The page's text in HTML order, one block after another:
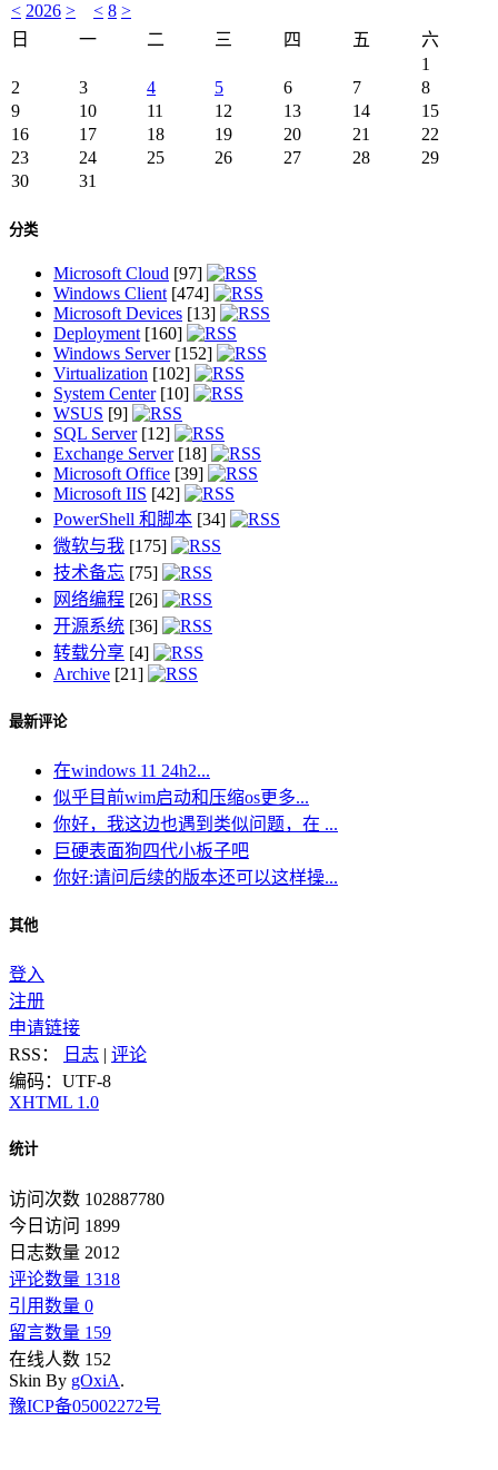
< 2026 > < 8 >
日
一 二 三 四 五
六
1
2
3 4 5 6 7
8
9
10 11 12 13 14
15
16
17 18 19 20 21
22
23
24 25 26 27 28
29
30
31
分类
Microsoft Cloud [97]
Windows Client[474]
Microsoft Devices [13]
Deployment[160]
Windows Server[152]
Virtualization [102]
System Center[10]
WSUS [9]
SQL Server[12]
Exchange Server[18]
Microsoft Office [39]
Microsoft IIS [42]
PowerShell 和脚本 [34]
微软与我 [175]
技术备忘 [75]
网络编程 [26]
开源系统 [36]
转载分享 [4]
Archive [21]
最新评论
在windows 11 24h2...
似乎目前wim启动和压缩os更多...
你好，我这边也遇到类似问题，在 ...
巨硬表面狗四代小板子吧
你好:请问后续的版本还可以这样操...
其他
登入
注册
申请链接
RSS：
日志 | 评论
编码：UTF-8
XHTML 1.0
统计
访问次数 102887780
今日访问 1899
日志数量 2012
评论数量 1318
引用数量 0
留言数量 159
在线人数 152
Skin By gOxiA.
豫ICP备05002272号